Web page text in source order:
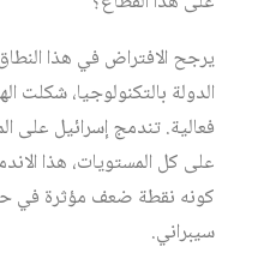
يرجح الافتراض في هذا
الدولة بالتكنولوجيا، شكلت
فعالية. تندمج إسرائيل على
على كل المستويات، هذا
كونه نقطة ضعف مؤثرة في
سيبراني.